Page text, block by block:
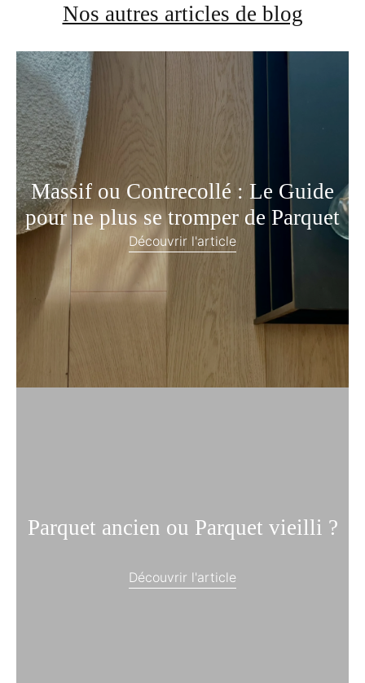
Nos autres articles de blog
Massif ou Contrecollé : Le Guide
pour ne plus se tromper de Parquet
Découvrir l'article
Parquet ancien ou Parquet vieilli ?
Découvrir l'article